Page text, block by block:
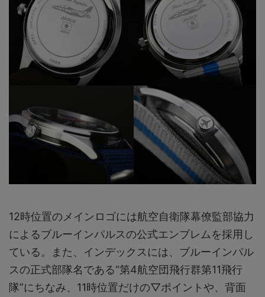
12時位置のメインロゴには航空自衛隊幕僚監部協力
によるブルーインパルスの公式エンブレムを採用し
ている。また、インデックスには、ブルーインパル
スの正式部隊名である“第4航空団飛行群第11飛行
隊”にちなみ、11時位置だけの▽ポイントや、背面